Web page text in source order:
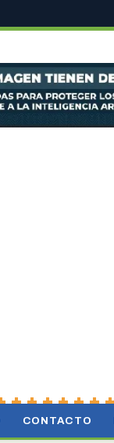
CONTACTO